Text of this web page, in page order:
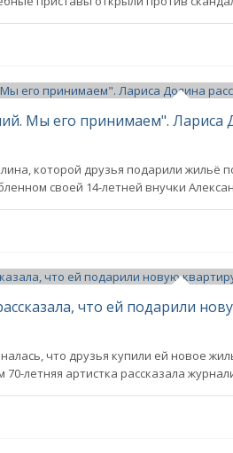
которой друзья подарили жильё
своей 14-летней внучки
что ей подарили
что друзья купили ей новое
летняя артистка рассказала